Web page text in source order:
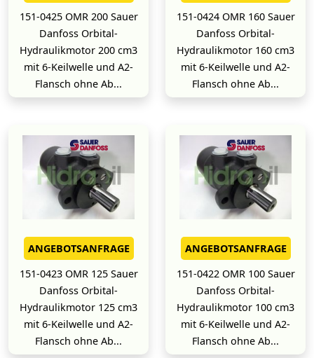
151-0425 OMR 200 Sauer
Danfoss Orbital-
Hydraulikmotor 200 cm3
mit 6-Keilwelle und A2-
Flansch ohne Ab...
151-0424 OMR 160 Sauer
Danfoss Orbital-
Hydraulikmotor 160 cm3
mit 6-Keilwelle und A2-
Flansch ohne Ab...
ANGEBOTSANFRAGE
151-0423 OMR 125 Sauer
Danfoss Orbital-
Hydraulikmotor 125 cm3
mit 6-Keilwelle und A2-
Flansch ohne Ab...
ANGEBOTSANFRAGE
151-0422 OMR 100 Sauer
Danfoss Orbital-
Hydraulikmotor 100 cm3
mit 6-Keilwelle und A2-
Flansch ohne Ab...